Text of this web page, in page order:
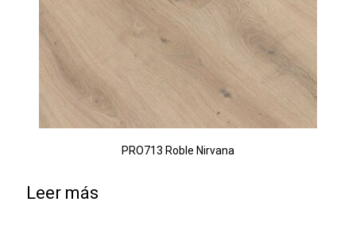
PRO713 Roble Nirvana
Leer más